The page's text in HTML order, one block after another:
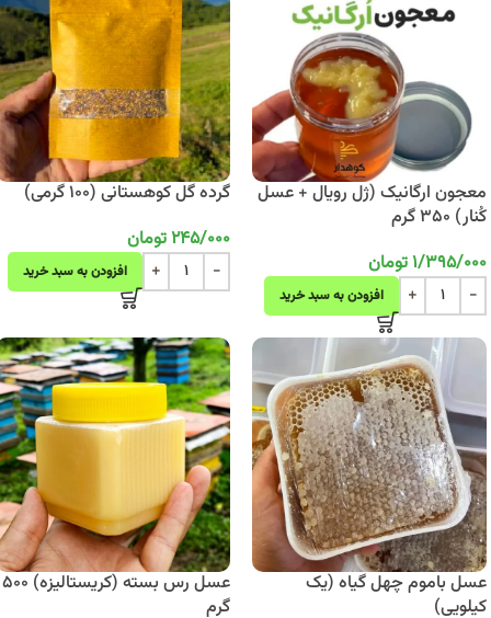
معجون ارگانیک (ژل رویال + عسل
کُنار) 350 گرم
1/395/000تومان
افزودن به سبد خرید
گرده گل کوهستانی (100 گرمی)
245/000تومان
افزودن به سبد خرید
عسل باموم چهل گیاه (یک
کیلویی)
عسل رس بسته (کریستالیزه) 500
گرم